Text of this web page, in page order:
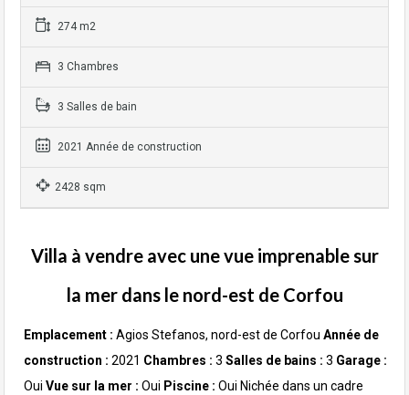
274 m2
3 Chambres
3 Salles de bain
2021 Année de construction
2428 sqm
Villa à vendre avec une vue imprenable sur
la mer dans le nord-est de Corfou
Emplacement : Agios Stefanos, nord-est de Corfou Année de
construction : 2021 Chambres : 3 Salles de bains : 3 Garage :
Oui Vue sur la mer : Oui Piscine : Oui Nichée dans un cadre